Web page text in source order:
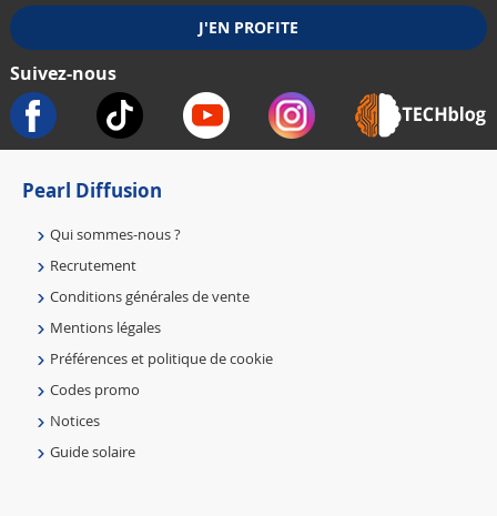
Suivez-nous
Pearl Diffusion
Qui sommes-nous ?
Recrutement
Conditions générales de vente
Mentions légales
Préférences et politique de cookie
Codes promo
Notices
Guide solaire